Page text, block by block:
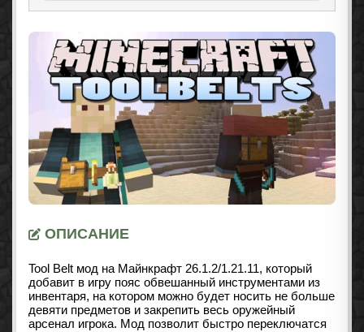
ОПИСАНИЕ
Tool Belt мод на Майнкрафт 26.1.2/1.21.11, который
добавит в игру пояс обвешанный инструментами из
инвентаря, на котором можно будет носить не больше
девяти предметов и закрепить весь оружейный
арсенал игрока. Мод позволит быстро переключатся